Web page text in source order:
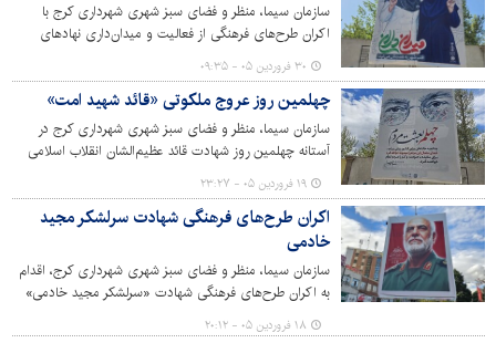
سازمان سیما، منظر و فضای سبز شهری شهرداری کرج با
اکران طرح‌های فرهنگی از فعالیت و میدان‌داری نهادهای
خدمت‌رسان در حوزه‌های مختلف که همچنان پای کار هستند و
به خدمت‌رسانی و انجام وظایف خود مشغول هستند، قدردانی
کرد.
۳۰ فروردین ۰۵ - ۰۹:۳۵
چهلمین روز عروج ملکوتی «قائد شهید امت»
سازمان سیما، منظر و فضای سبز شهری شهرداری کرج در
آستانه چهلمین روز شهادت قائد عظیم‌الشان انقلاب اسلامی
حضرت آیت‌الله خامنه‌ای، اقدام به اکران طرح‌های فرهنگی در
سطح شهر کرده است.
۱۹ فروردین ۰۵ - ۲۳:۲۷
اکران طرح‌های فرهنگی شهادت سرلشکر مجید
خادمی
سازمان سیما، منظر و فضای سبز شهری شهرداری کرج، اقدام
به اکران طرح‌های فرهنگی شهادت «سرلشکر مجید خادمی»
رئیس سازمان اطلاعات سپاه پاسداران انقلاب اسلامی در سطح
شهر کرج کرده است.
۱۸ فروردین ۰۵ - ۲۰:۱۲